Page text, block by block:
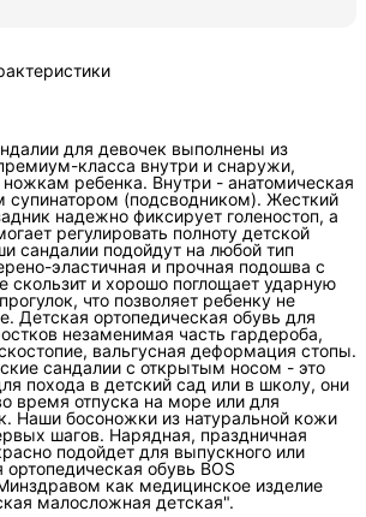
для девочек выполнены из
класса внутри и снаружи,
ребенка. Внутри - анатомическая
супинатором (подсводником). Жесткий
надежно фиксирует голеностоп, а
регулировать полноту детской
сандалии подойдут на любой тип
эластичная и прочная подошва с
скользит и хорошо поглощает ударную
что позволяет ребенку не
Детская ортопедическая обувь для
незаменимая часть гардероба,
вальгусная деформация стопы.
сандалии с открытым носом - это
похода в детский сад или в школу, они
время отпуска на море или для
Наши босоножки из натуральной кожи
шагов. Нарядная, праздничная
подойдет для выпускного или
обувь BOS
как медицинское изделие
малосложная детская".